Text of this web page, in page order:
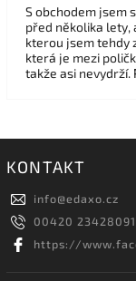
S obchodem jsem
před několika lety,
kterou jsem tehdy
která je mezi
takže asi nevydrží.
KONTAKT
info@edaxo.cz
00420
https://